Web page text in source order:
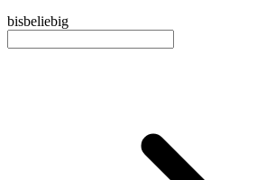
bisbeliebig